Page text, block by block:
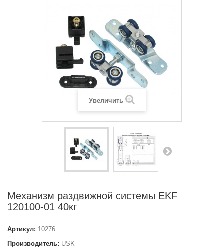
Увеличить
Механизм раздвижной системы EKF
120100-01 40кг
Артикул: 10276
Производитель: USK